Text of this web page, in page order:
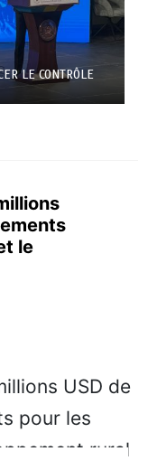
LE CONTRÔLE
le